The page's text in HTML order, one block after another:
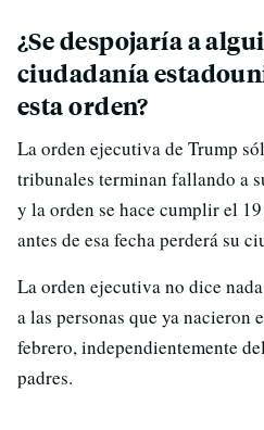
¿Se despojaría a
ciudadanía
esta orden?
La orden ejecutiva de Trump
tribunales terminan fallando a
y la orden se hace cumplir el
antes de esa fecha perderá su
La orden ejecutiva no dice
a las personas que ya nacieron
febrero, independientemente
padres.